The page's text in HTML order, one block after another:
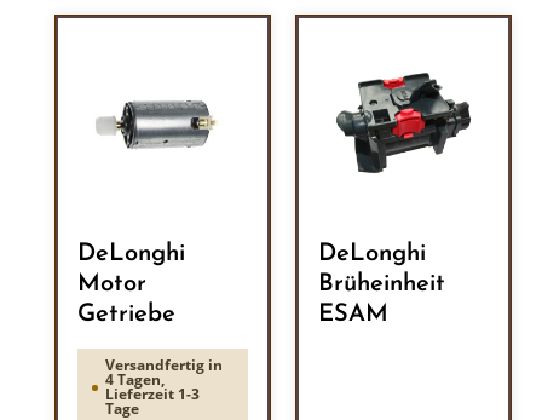
DeLonghi
Motor
Getriebe
Versandfertig in
4 Tagen,
Lieferzeit 1-3
Tage
DeLonghi
Brüheinheit
ESAM